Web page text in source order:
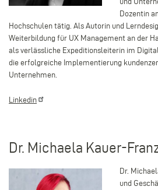
Dozentin
Hochschulen tätig. Als Autorin und
Weiterbildung für UX Management an der
als verlässliche Expeditionsleiterin im
die erfolgreiche Implementierung
Unternehmen.
Linkedin
Dr. Michaela Kauer-
Dr.
und